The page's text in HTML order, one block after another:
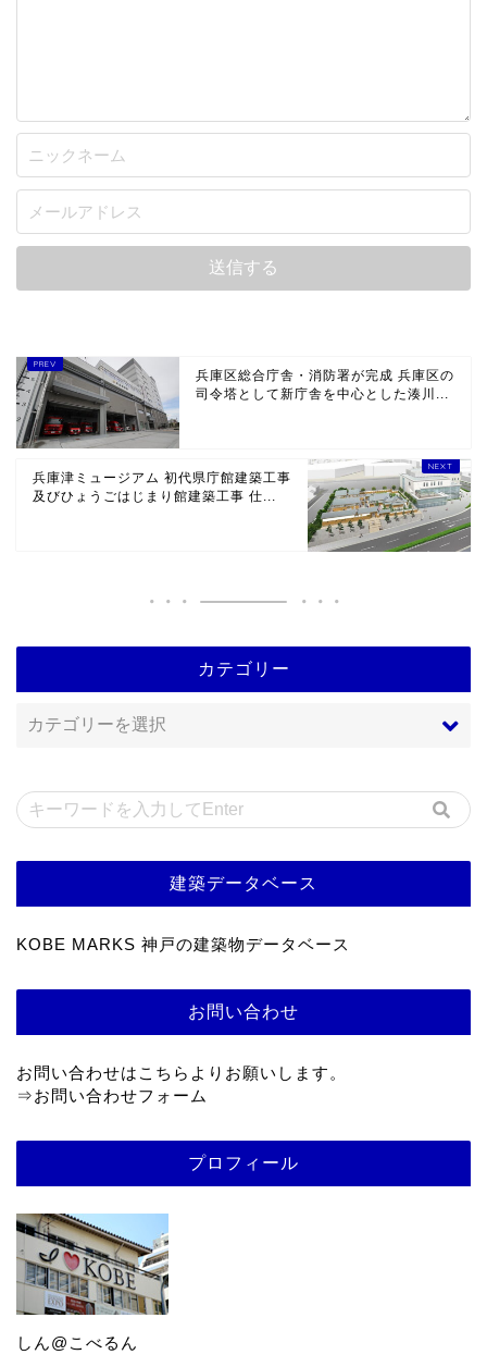
兵庫区総合庁舎・消防署が完成 兵庫区の
司令塔として新庁舎を中心とした湊川...
兵庫津ミュージアム 初代県庁館建築工事
及びひょうごはじまり館建築工事 仕...
カテゴリー
建築データベース
KOBE MARKS 神戸の建築物データベース
お問い合わせ
お問い合わせはこちらよりお願いします。
⇒お問い合わせフォーム
プロフィール
しん@こべるん